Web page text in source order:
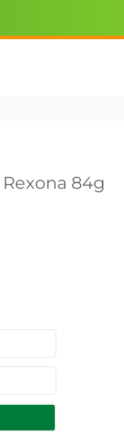
84g